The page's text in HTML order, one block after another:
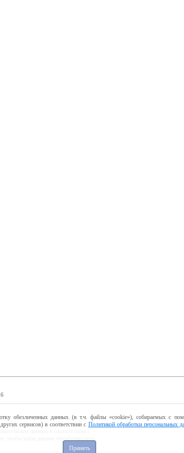
данных в соответствии с
обезличенных данных (в т.ч. файлы «cookie»), собираемых с
сервисов) в соответствии с Политикой обработки персональных
Принять